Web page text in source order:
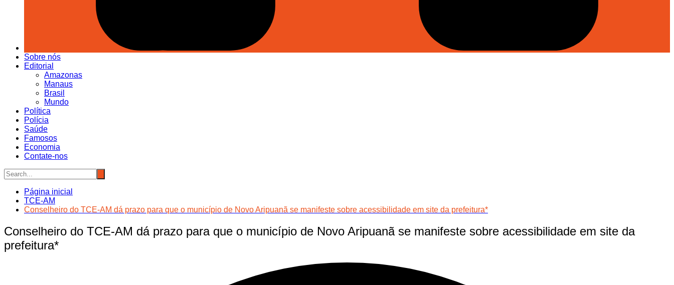
Sobre nós
Editorial
Amazonas
Manaus
Brasil
Mundo
Política
Polícia
Saúde
Famosos
Economia
Contate-nos
Página inicial
TCE-AM
Conselheiro do TCE-AM dá prazo para que o município de Novo Aripuanã se manifeste sobre acessibilidade em site da prefeitura*
Conselheiro do TCE-AM dá prazo para que o município de Novo Aripuanã se manifeste sobre acessibilidade em site da
prefeitura*